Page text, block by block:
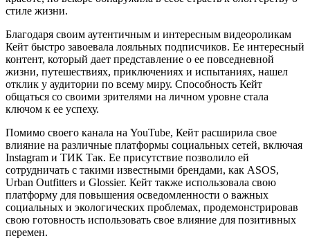
стиле жизни.
Благодаря своим аутентичным и интересным видеороликам
Кейт быстро завоевала лояльных подписчиков. Ее интересный
контент, который дает представление о ее повседневной
жизни, путешествиях, приключениях и испытаниях, нашел
отклик у аудитории по всему миру. Способность Кейт
общаться со своими зрителями на личном уровне стала
ключом к ее успеху.
Помимо своего канала на YouTube, Кейт расширила свое
влияние на различные платформы социальных сетей, включая
Instagram и ТИК Так. Ее присутствие позволило ей
сотрудничать с такими известными брендами, как ASOS,
Urban Outfitters и Glossier. Кейт также использовала свою
платформу для повышения осведомленности о важных
социальных и экологических проблемах, продемонстрировав
свою готовность использовать свое влияние для позитивных
перемен.